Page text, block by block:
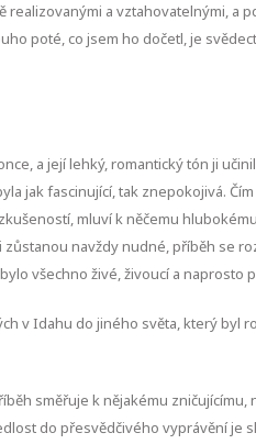
a vztahovatelnými, a
poté, co jsem ho dočetl, je
a její lehký, romantický tón ji
jak fascinující, tak znepokojivá.
mluví k něčemu
navždy nudné, příběh se
všechno živé, živoucí a naprosto
v Idahu do jiného světa, který byl
směřuje k nějakému
do přesvědčivého vyprávění je